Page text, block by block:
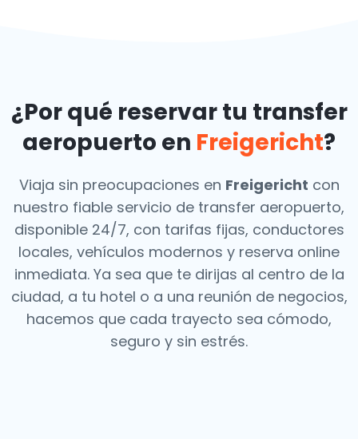
¿Por qué reservar tu transfer
aeropuerto en Freigericht?
Viaja sin preocupaciones en Freigericht con
nuestro fiable servicio de transfer aeropuerto,
disponible 24/7, con tarifas fijas, conductores
locales, vehículos modernos y reserva online
inmediata. Ya sea que te dirijas al centro de la
ciudad, a tu hotel o a una reunión de negocios,
hacemos que cada trayecto sea cómodo,
seguro y sin estrés.